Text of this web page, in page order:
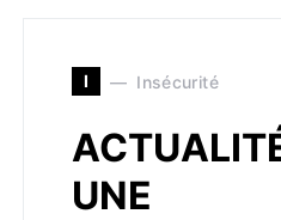
I Insécurité
UNE